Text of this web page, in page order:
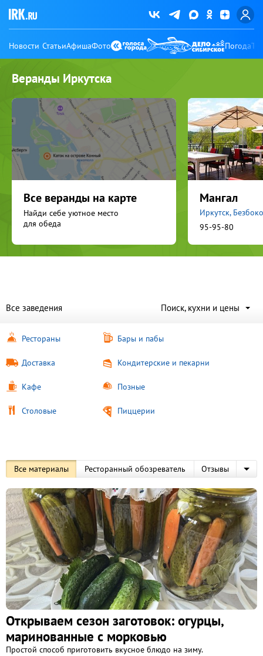
Новости СтатьиАфишаФото Погода
Веранды Иркутска
Все веранды на карте
Найди себе уютное место
для обеда
Мангал
Иркутск,
95-95-80
Поиск, кухни и цены
Все заведения
Рестораны Бары и пабы
Доставка Кондитерские и пекарни
Кафе Позные
Столовые Пиццерии
Все материалы Ресторанный обозреватель Отзывы
Открываем сезон заготовок: огурцы,
маринованные с морковью
Простой способ приготовить вкусное блюдо на зиму.